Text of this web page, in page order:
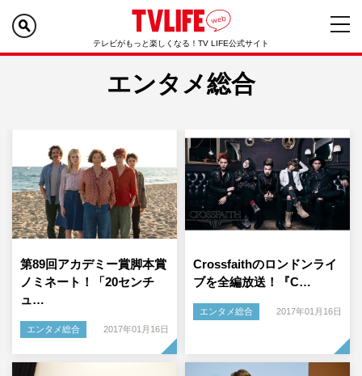
テレビがもっと楽しくなる！TV LIFE公式サイト
エンタメ総合
第89回アカデミー賞脚本賞
ノミネート！「20センチ
ュ…
エンタメ総合 2017年01月16日
Crossfaithのロンドンライ
ブを全編放送！『C…
エンタメ総合 2017年01月16日